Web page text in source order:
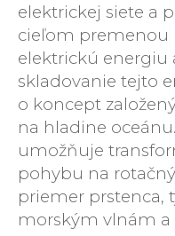
elektrickej siete a
cieľom premenou
elektrickú energiu
skladovanie tejto
o koncept
na hladine
umožňuje
pohybu na
priemer prstenca,
morským vlnám a